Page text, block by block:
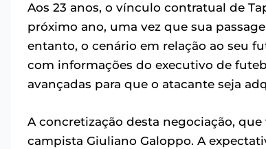
Aos 23 anos, o vínculo contratual de
próximo ano, uma vez que sua
entanto, o cenário em relação ao seu
com informações do executivo de
avançadas para que o atacante seja
A concretização desta negociação,
campista Giuliano Galoppo. A